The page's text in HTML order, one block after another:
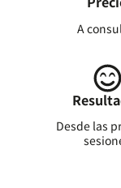
A
Desde las